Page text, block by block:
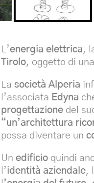
L’energia elettrica,
Tirolo, oggetto di una
La società Alperia
l’associata Edyna
progettazione del
“un’architettura
possa diventare un
Un edificio quindi
l’identità aziendale,